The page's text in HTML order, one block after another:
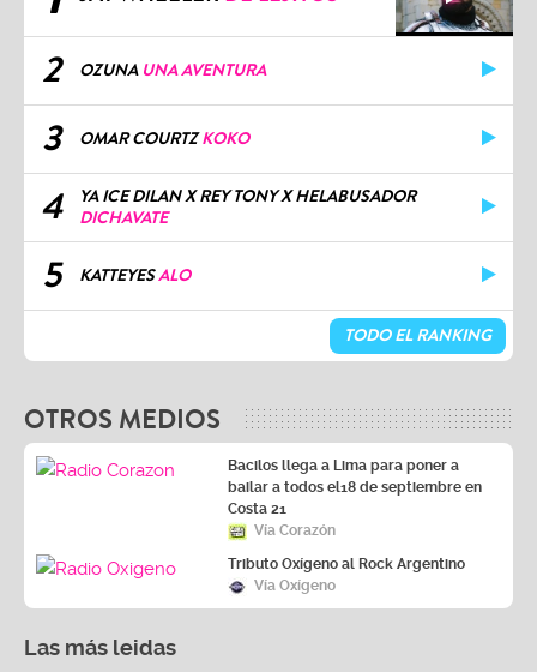
2 OZUNA UNA AVENTURA
3 OMAR COURTZKOKO
4
YA ICE DILAN X REY TONY X HELABUSADOR
DICHAVATE
5 KATTEYESALO
TODO EL RANKING
OTROS MEDIOS
Bacilos llega a Lima para poner a
bailar a todos el18 de septiembre en
Costa 21
Vía Corazón
Tributo Oxígeno al Rock Argentino
Vía Oxígeno
Las más leidas